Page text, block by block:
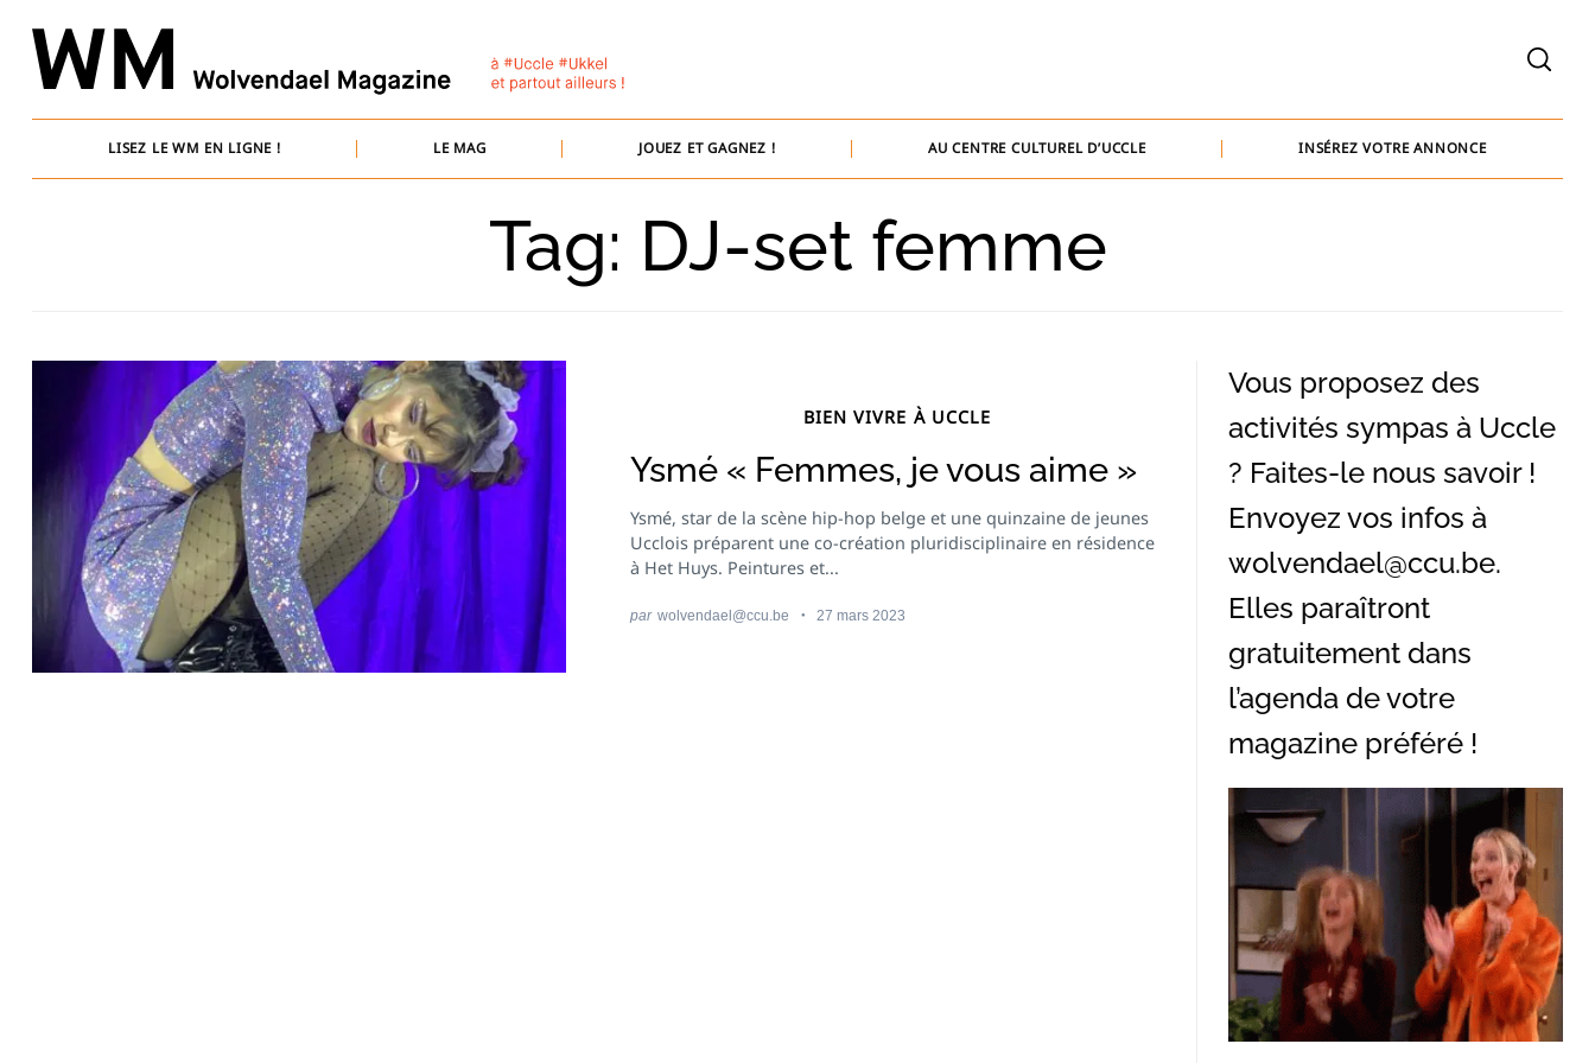
content
LISEZ LE WM EN LIGNE ! LE MAG JOUEZ ET GAGNEZ ! AU CENTRE CULTUREL D’UCCLE INSÉREZ VOTRE ANNONCE
bernard@baammedia.be
jennifer@baammedia.be
Tag: DJ-set femme
BIEN VIVRE À UCCLE
Ysmé « Femmes, je vous aime »
Ysmé, star de la scène hip-hop belge et une quinzaine de jeunes
Ucclois préparent une co-création pluridisciplinaire en résidence
à Het Huys. Peintures et...
par wolvendael@ccu.be 27 mars 2023
Vous proposez des
activités sympas à Uccle
? Faites-le nous savoir !
Envoyez vos infos à
wolvendael@ccu.be.
Elles paraîtront
gratuitement dans
l’agenda de votre
magazine préféré !
Recherche
pour
: